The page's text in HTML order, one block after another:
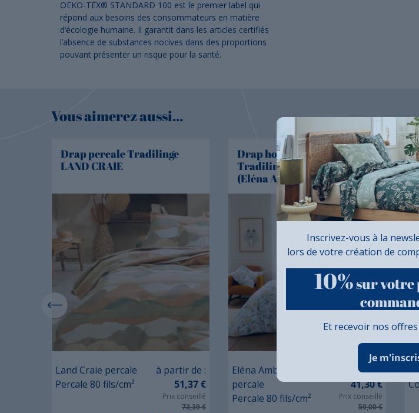
OEKO-TEX® STANDARD 100 est le premier label qui
répond aux besoins des consommateurs en matière
d’écologie humaine. Il garantit dans les articles certifiés
l’absence de substances nocives dans des proportions
pouvant présenter un risque pour la santé.
Vous aimerez aussi...
Drap percale Tradilinge
LAND CRAIE
Land Craie percale
Percale 80 fils/cm²
à partir de :
Prix
51,37 €
Prix conseillé
73,39 €
Drap housse percale
Tradilinge uni AMBRE
(Eléna Ambre)
Eléna Ambre
percale
Percale 80 fils/cm²
à partir de :
41,30 €
Prix conseillé
59,00 €
Inscrivez-vous à la
lors de votre création de
10%sur votre
Et recevoir nos offres
Je